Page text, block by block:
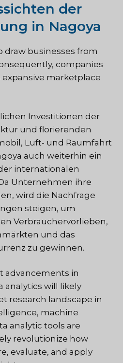
der
in Nagoya
draw businesses from
companies
marketplace
Investitionen der
und florierenden
Luft- und Raumfahrt
auch weiterhin ein
internationalen
Unternehmen ihre
wird die Nachfrage
steigen, um
Verbrauchervorlieben,
und das
zu gewinnen.
advancements in
analytics will likely
research landscape in
machine
analytic tools are
revolutionize how
evaluate, and apply